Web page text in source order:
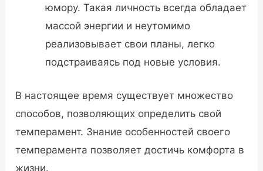
юмору. Такая личность всегда обладает
массой энергии и неутомимо
реализовывает свои планы, легко
подстраиваясь под новые условия.
В настоящее время существует множество
способов, позволяющих определить свой
темперамент. Знание особенностей своего
темперамента позволяет достичь комфорта в
жизни.